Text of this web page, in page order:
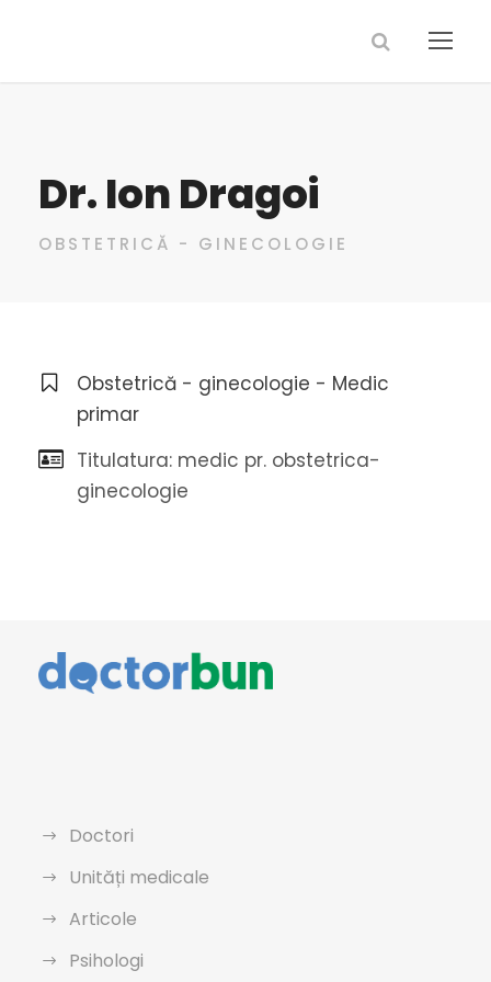
Dr. Ion Dragoi
OBSTETRICĂ - GINECOLOGIE
Obstetrică - ginecologie - Medic
primar
Titulatura: medic pr. obstetrica-
ginecologie
Doctori
Unități medicale
Articole
Psihologi